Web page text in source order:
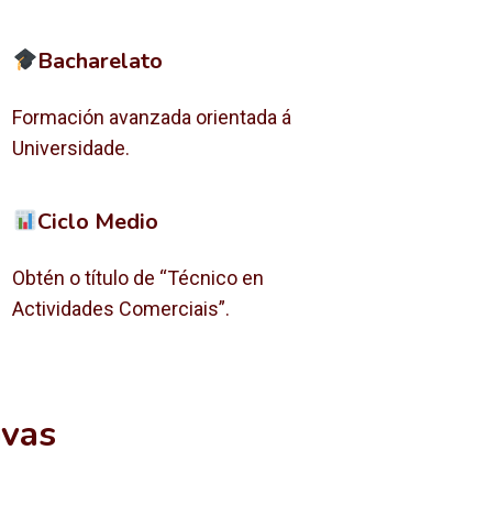
Bacharelato
Formación avanzada orientada á
Universidade.
Ciclo Medio
Obtén o título de “Técnico en
Actividades Comerciais”.